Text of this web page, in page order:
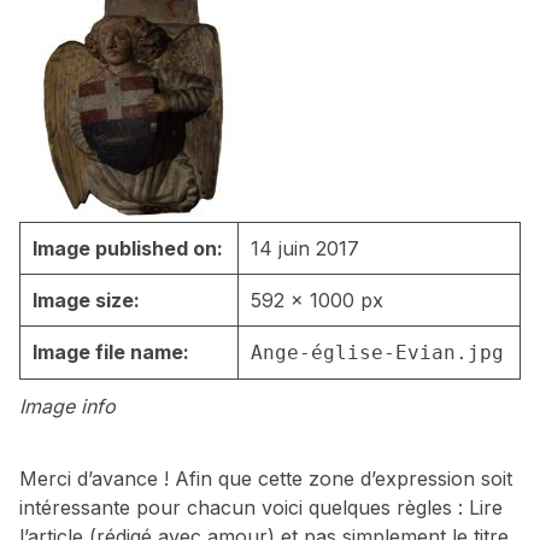
Image info
Image published on: 14 juin 2017
Image size: 592 × 1000 px
Image file name: Ange-église-Evian.jpg
Merci d’avance ! Afin que cette zone d’expression soit
intéressante pour chacun voici quelques règles : Lire